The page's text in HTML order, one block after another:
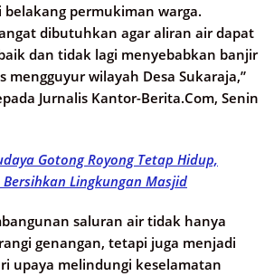
permukiman warga.
dibutuhkan agar aliran air dapat
dan tidak lagi menyebabkan banjir
mengguyur wilayah Desa Sukaraja,”
Jurnalis Kantor-Berita.Com, Senin
Gotong Royong Tetap Hidup,
Lingkungan Masjid
saluran air tidak hanya
genangan, tetapi juga menjadi
upaya melindungi keselamatan